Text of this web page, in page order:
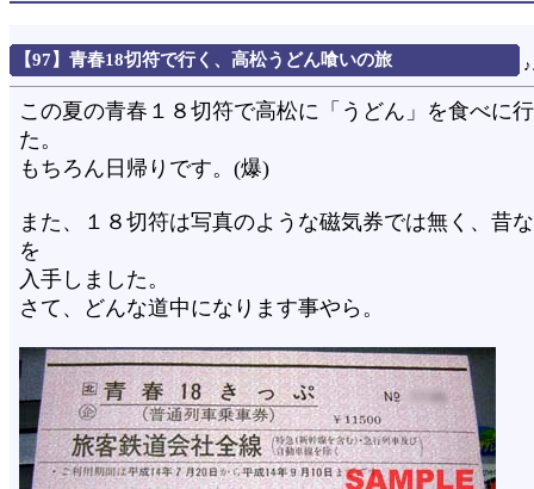
【97】青春18切符で行く、高松うどん喰いの旅
この夏の青春１８切符で高松に「うどん」を食べに
た。
もちろん日帰りです。(爆)
また、１８切符は写真のような磁気券では無く、昔
を
入手しました。
さて、どんな道中になります事やら。